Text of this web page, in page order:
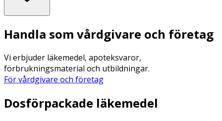
Handla som vårdgivare och företag
Vi erbjuder läkemedel, apoteksvaror,
förbrukningsmaterial och utbildningar.
För vårdgivare och företag
Dosförpackade läkemedel